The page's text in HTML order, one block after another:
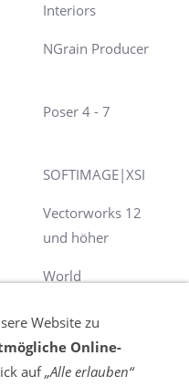
Interiors
NGrain Producer
Poser 4 - 7
SOFTIMAGE|XSI
Vectorworks 12
und höher
World
Website zu
Online-
auf„Alle erlauben“